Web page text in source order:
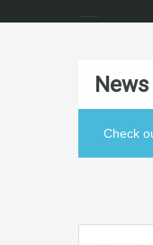
News
Check